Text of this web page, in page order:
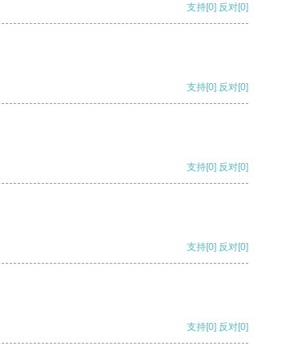
支持[0] 反对[0]
支持[0] 反对[0]
支持[0] 反对[0]
支持[0] 反对[0]
支持[0] 反对[0]